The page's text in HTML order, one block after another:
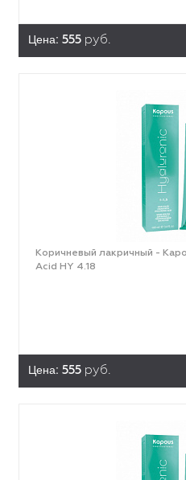
Цена: 555 руб.
Коричневый лакричный -
Acid HY 4.18
Цена: 555 руб.